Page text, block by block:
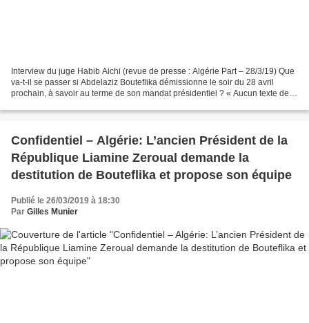
Interview du juge Habib Aichi (revue de presse : Algérie Part – 28/3/19) Que
va-t-il se passer si Abdelaziz Bouteflika démissionne le soir du 28 avril
prochain, à savoir au terme de son mandat présidentiel ? « Aucun texte de
Confidentiel – Algérie: L’ancien Président de la
République Liamine Zeroual demande la
destitution de Bouteflika et propose son équipe
Publié le 26/03/2019 à 18:30
Par Gilles Munier